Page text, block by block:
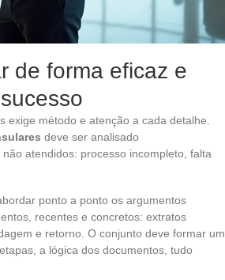
de forma eficaz e
exige método e atenção a cada detalhe.
deve ser analisado
atendidos: processo incompleto, falta
ponto a ponto os argumentos
recentes e concretos: extratos
e retorno. O conjunto deve formar um
a lógica dos documentos, tudo